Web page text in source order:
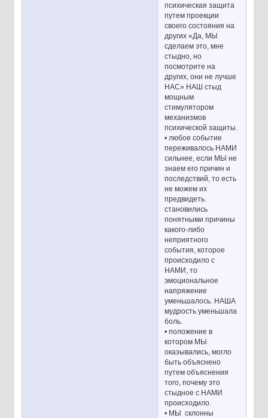
психическая защита
путем проекции
своего состояния на
других «Да, МЫ
сделаем это, мне
стыдно, но
посмотрите на
других, они не лучше
НАС» НАШ стыд
мощным
стимулятором
механизмов
психической защиты.
• любое событие
переживалось НАМИ
сильнее, если МЫ не
знаем его причин и
последствий, то есть
не можем их
предвидеть.
становились
понятными причины
какого-либо
неприятного
события, которое
происходило с
НАМИ, то
эмоциональное
напряжение
уменьшалось. НАША
мудрость уменьшала
боль.
• положение в
котором МЫ
оказывались, могло
быть объяснено
путем объяснения
того, почему это
стыдное с НАМИ
происходило.
• МЫ склонны